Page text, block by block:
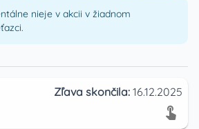
nieje v akcii v žiadnom
Zľava skončila: 16.12.2025